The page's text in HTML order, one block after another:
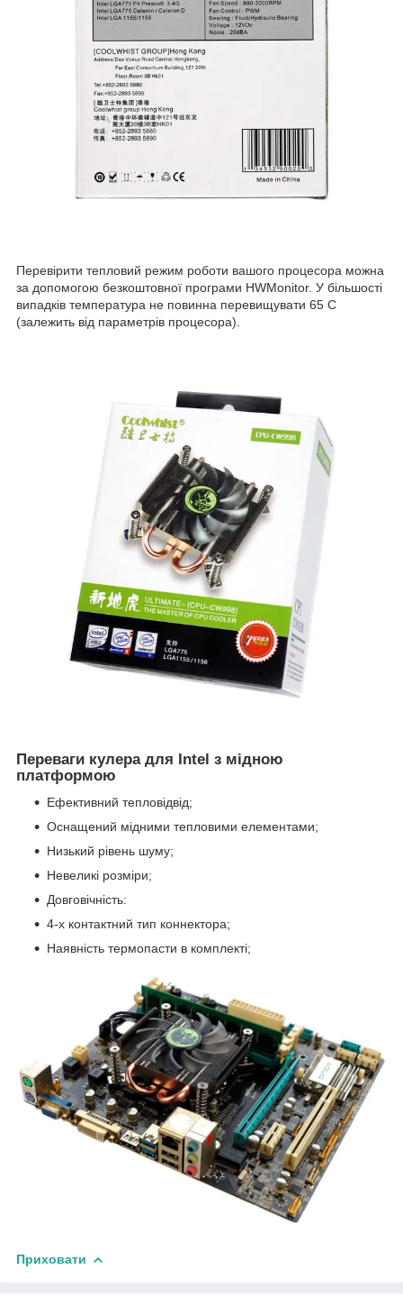
Перевірити тепловий режим роботи вашого процесора можна
за допомогою безкоштовної програми HWMonitor. У більшості
випадків температура не повинна перевищувати 65 C
(залежить від параметрів процесора).
Переваги кулера для Intel з мідною
платформою
Ефективний тепловідвід;
Оснащений мідними тепловими елементами;
Низький рівень шуму;
Невеликі розміри;
Довговічність:
4-х контактний тип коннектора;
Наявність термопасти в комплекті;
Приховати